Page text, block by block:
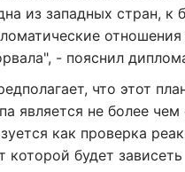
из западных стран, к
отношения
- пояснил
что этот
является не более чем
как проверка
которой будет зависеть